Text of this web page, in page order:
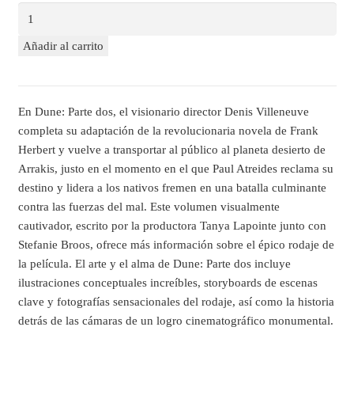
Añadir al carrito
En Dune: Parte dos, el visionario director Denis Villeneuve
completa su adaptación de la revolucionaria novela de Frank
Herbert y vuelve a transportar al público al planeta desierto de
Arrakis, justo en el momento en el que Paul Atreides reclama su
destino y lidera a los nativos fremen en una batalla culminante
contra las fuerzas del mal. Este volumen visualmente
cautivador, escrito por la productora Tanya Lapointe junto con
Stefanie Broos, ofrece más información sobre el épico rodaje de
la película. El arte y el alma de Dune: Parte dos incluye
ilustraciones conceptuales increíbles, storyboards de escenas
clave y fotografías sensacionales del rodaje, así como la historia
detrás de las cámaras de un logro cinematográfico monumental.